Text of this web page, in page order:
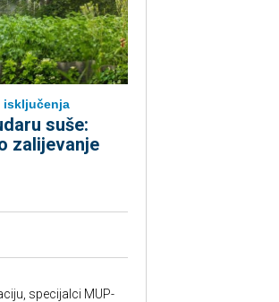
isključenja
suše:
zalijevanje
specijalci MUP-